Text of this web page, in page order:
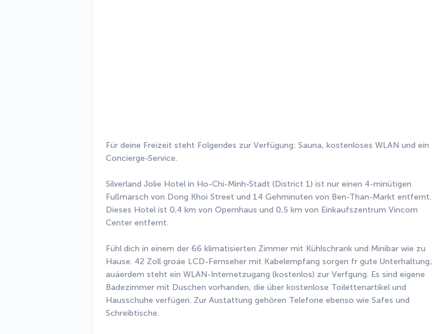
Für deine Freizeit steht Folgendes zur Verfügung: Sauna, kostenloses WLAN und ein
Concierge-Service.
Silverland Jolie Hotel in Ho-Chi-Minh-Stadt (District 1) ist nur einen 4-minütigen
Fußmarsch von Dong Khoi Street und 14 Gehminuten von Ben-Than-Markt entfernt.
Dieses Hotel ist 0,4 km von Opernhaus und 0,5 km von Einkaufszentrum Vincom
Center entfernt.
Fühl dich in einem der 66 klimatisierten Zimmer mit Kühlschrank und Minibar wie zu
Hause. 42 Zoll groáe LCD-Fernseher mit Kabelempfang sorgen fr gute Unterhaltung;
auáerdem steht ein WLAN-Internetzugang (kostenlos) zur Verfgung. Es sind eigene
Badezimmer mit Duschen vorhanden, die über kostenlose Toilettenartikel und
Hausschuhe verfügen. Zur Austattung gehören Telefone ebenso wie Safes und
Schreibtische.